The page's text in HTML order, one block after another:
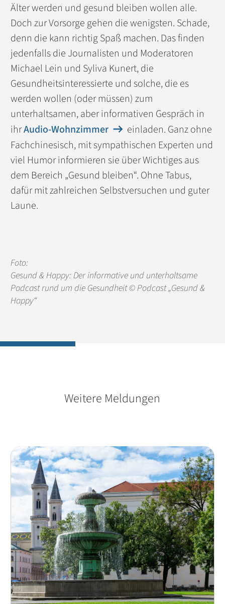
Älter werden und gesund bleiben wollen alle.
Doch zur Vorsorge gehen die wenigsten. Schade,
denn die kann richtig Spaß machen. Das finden
jedenfalls die Journalisten und Moderatoren
Michael Lein und Syliva Kunert, die
Gesundheitsinteressierte und solche, die es
werden wollen (oder müssen) zum
unterhaltsamen, aber informativen Gespräch in
ihrAudio-Wohnzimmer
einladen. Ganz ohne
Fachchinesisch, mit sympathischen Experten und
viel Humor informieren sie über Wichtiges aus
dem Bereich „Gesund bleiben“. Ohne Tabus,
dafür mit zahlreichen Selbstversuchen und guter
Laune.
Foto:
Gesund & Happy: Der informative und unterhaltsame
Podcast rund um die Gesundheit © Podcast „Gesund &
Happy“
Weitere Meldungen